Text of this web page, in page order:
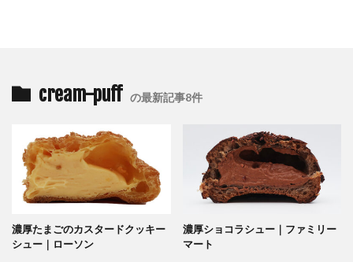
cream-puff の最新記事8件
濃厚たまごのカスタードクッキー
シュー｜ローソン
濃厚ショコラシュー｜ファミリー
マート